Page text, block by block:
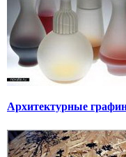
Архитектурные